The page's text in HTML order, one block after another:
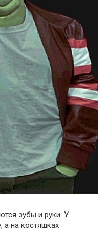
зубы и руки. У
а на костяшках